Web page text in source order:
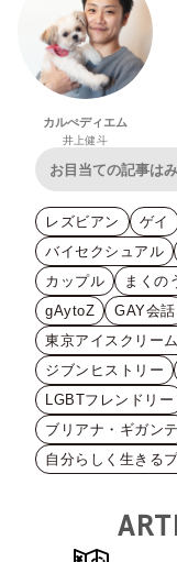
カルぺディエム
井上健斗
レズビアン ゲイ
バイセクシュアル
カップル
まくの
gAytoZ
GAY会話
東京アイスクリー
ジブンヒストリー
LGBTフレンドリー
ブリアナ・ギガンテ
自分らしく生きる